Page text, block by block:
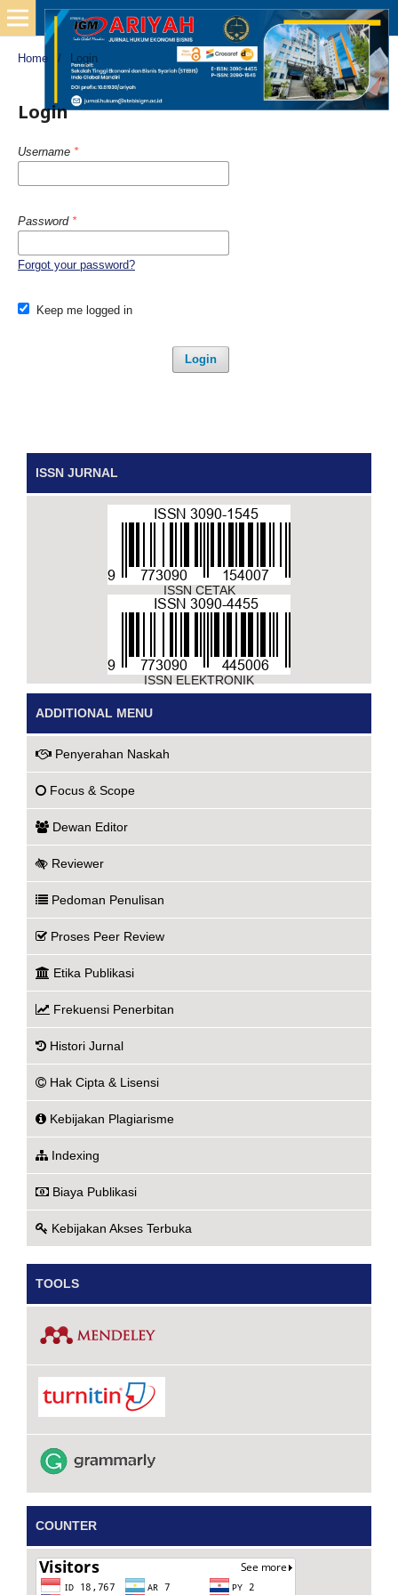
Home / Login
Login
Username *
Password *
Forgot your password?
Keep me logged in
Login
ISSN JURNAL
ISSN CETAK
ISSN ELEKTRONIK
ADDITIONAL MENU
Penyerahan Naskah
Focus & Scope
Dewan Editor
Reviewer
Pedoman Penulisan
Proses Peer Review
Etika Publikasi
Frekuensi Penerbitan
Histori Jurnal
Hak Cipta & Lisensi
Kebijakan Plagiarisme
Indexing
Biaya Publikasi
Kebijakan Akses Terbuka
TOOLS
COUNTER